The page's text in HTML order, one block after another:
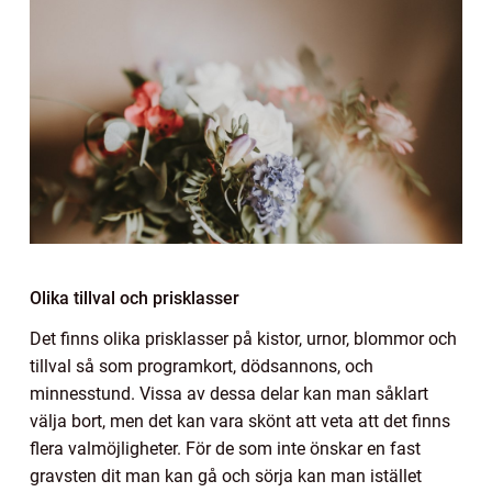
Olika tillval och prisklasser
Det finns olika prisklasser på kistor, urnor, blommor och
tillval så som programkort, dödsannons, och
minnesstund. Vissa av dessa delar kan man såklart
välja bort, men det kan vara skönt att veta att det finns
flera valmöjligheter. För de som inte önskar en fast
gravsten dit man kan gå och sörja kan man istället